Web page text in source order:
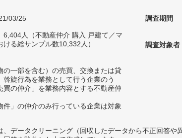
03/25
6,404人（不動産仲介 購入 戸建て／マ
ける総サンプル数10,332人）
の一部を含む）の売買、交換または貸
斡旋行為を業務として行う企業のう
買の仲介」を業務内容とする不動産仲
件」の仲介のみ行っている企業は対象
調査期間
調査対象者
データクリーニング（回収したデータから不正回答や